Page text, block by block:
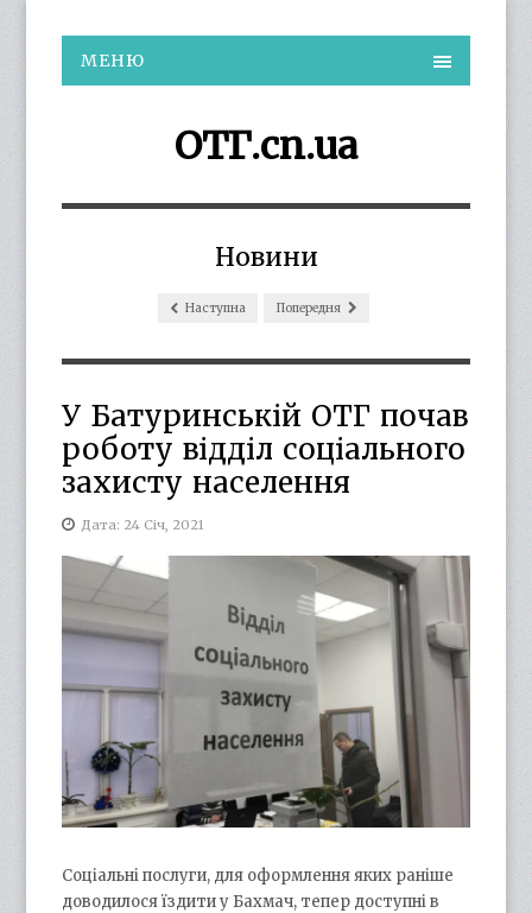
МЕНЮ
ОТГ.cn.ua
Новини
Наступна Попередня
У Батуринській ОТГ почав
роботу відділ соціального
захисту населення
Дата: 24 Січ, 2021
Соціальні послуги, для оформлення яких раніше
доводилося їздити у Бахмач, тепер доступні в